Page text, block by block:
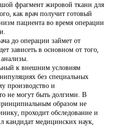
фрагмент жировой ткани для
как врач получит готовый
пациента во время операции
до операции займет от
зависеть в основном от того,
к внешним условиям
без специальных
производство и
не могут быть долгими. В
образом не
проходит обследование и
кандидат медицинских наук,